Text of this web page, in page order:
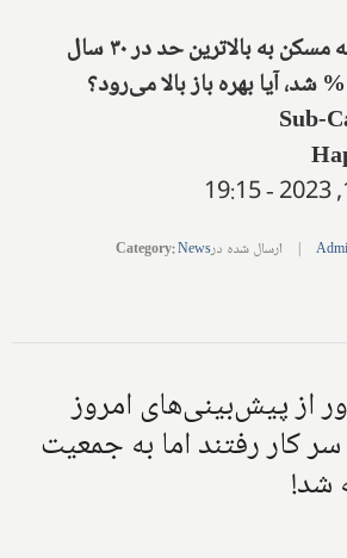
اداره آمار کانادا: هزینه مسکن به بالاترین حد در ۳۰ سال
Sub-
| ارسال شده در Category:News
از پیش‌بینی‌های امروز
۴۰,۰۰۰ نفر سر کار رفتند اما به جمعیت